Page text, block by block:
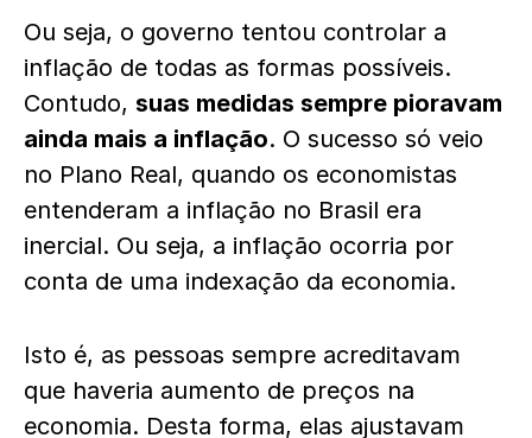
Ou seja, o governo tentou controlar a
inflação de todas as formas possíveis.
Contudo, suas medidas sempre pioravam
ainda mais a inflação. O sucesso só veio
no Plano Real, quando os economistas
entenderam a inflação no Brasil era
inercial. Ou seja, a inflação ocorria por
conta de uma indexação da economia.
Isto é, as pessoas sempre acreditavam
que haveria aumento de preços na
economia. Desta forma, elas ajustavam